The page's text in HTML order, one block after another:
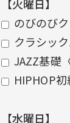
【火曜日】
のびのび
クラシッ
JAZZ基礎
HIPHOP
【水曜日】